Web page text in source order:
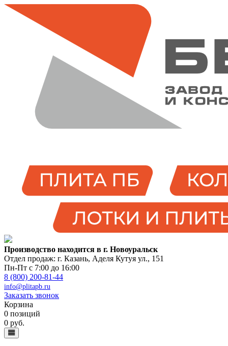
Производство находится в г. Новоуральск
Отдел продаж: г. Казань, Аделя Кутуя ул., 151
Пн-Пт с 7:00 до 16:00
8 (800) 200-81-44
info@plitapb.ru
Заказать звонок
Корзина
0 позиций
0 руб.